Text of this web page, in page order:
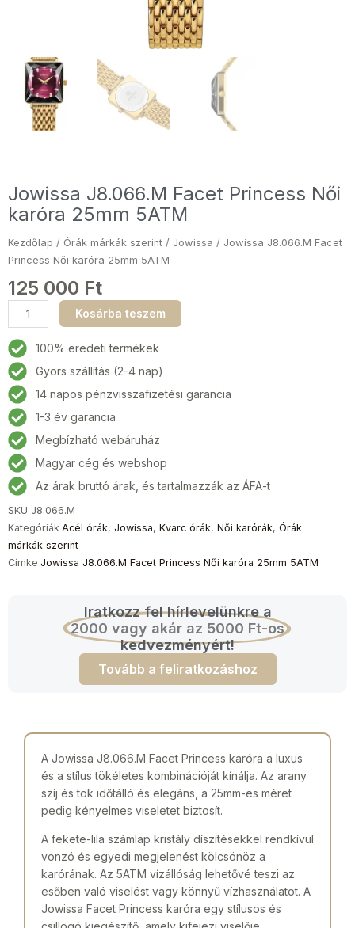
Jowissa J8.066.M Facet Princess Női
karóra 25mm 5ATM
Kezdőlap / Órák márkák szerint / Jowissa / Jowissa J8.066.M Facet
Princess Női karóra 25mm 5ATM
125 000 Ft
Jowissa
J8.066.M
Facet
Princess
Női
karóra
25mm
5ATM
mennyiség
Kosárba teszem
100% eredeti termékek
Gyors szállítás (2-4 nap)
14 napos pénzvisszafizetési garancia
1-3 év garancia
Megbízható webáruház
Magyar cég és webshop
Az árak bruttó árak, és tartalmazzák az ÁFA-t
SKU J8.066.M
Kategóriák Acél órák, Jowissa, Kvarc órák, Női karórák, Órák
márkák szerint
Címke Jowissa J8.066.M Facet Princess Női karóra 25mm 5ATM
Iratkozz fel hírlevelünkre a
2000 vagy akár az 5000 Ft-os
kedvezményért!
Tovább a feliratkozáshoz
A Jowissa J8.066.M Facet Princess karóra a luxus
és a stílus tökéletes kombinációját kínálja. Az arany
szíj és tok időtálló és elegáns, a 25mm-es méret
pedig kényelmes viseletet biztosít.
A fekete-lila számlap kristály díszítésekkel rendkívül
vonzó és egyedi megjelenést kölcsönöz a
karórának. Az 5ATM vízállóság lehetővé teszi az
esőben való viselést vagy könnyű vízhasználatot. A
Jowissa Facet Princess karóra egy stílusos és